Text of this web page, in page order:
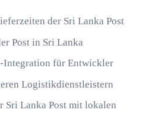
der Sri Lanka Post
Post in Sri Lanka
Integration für Entwickler
Logistikdienstleistern
Sri Lanka Post mit lokalen